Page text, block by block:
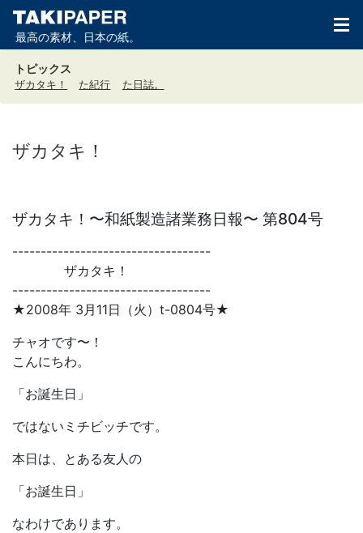
最高の素材、日本の紙。
トピックス
ザカタキ！ た紀行 た日誌。
ザカタキ！
ザカタキ！〜和紙製造諸業務日報〜 第804号
-----------------------------------
ザカタキ！
-----------------------------------
★2008年 3月11日（火）t-0804号★
チャオです〜！
こんにちわ。
「お誕生日」
ではないミチビッチです。
本日は、とある友人の
「お誕生日」
なわけであります。